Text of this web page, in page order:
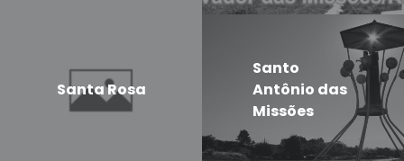
Santa Rosa
Santo
Antônio das
Missões